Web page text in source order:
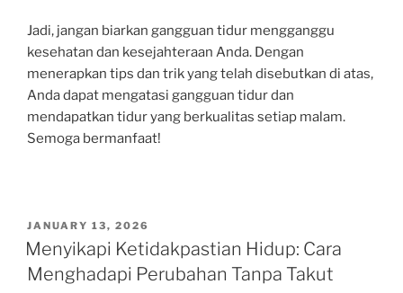
Jadi, jangan biarkan gangguan tidur mengganggu
kesehatan dan kesejahteraan Anda. Dengan
menerapkan tips dan trik yang telah disebutkan di atas,
Anda dapat mengatasi gangguan tidur dan
mendapatkan tidur yang berkualitas setiap malam.
Semoga bermanfaat!
POSTED
ON
JANUARY 13, 2026
Menyikapi Ketidakpastian Hidup: Cara
Menghadapi Perubahan Tanpa Takut